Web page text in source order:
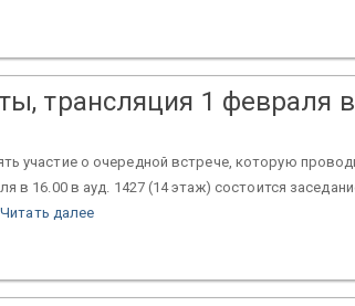
трансляция 1 февраля
участие о очередной встрече, которую
в 16.00 в ауд. 1427 (14 этаж) состоится
Читать далее